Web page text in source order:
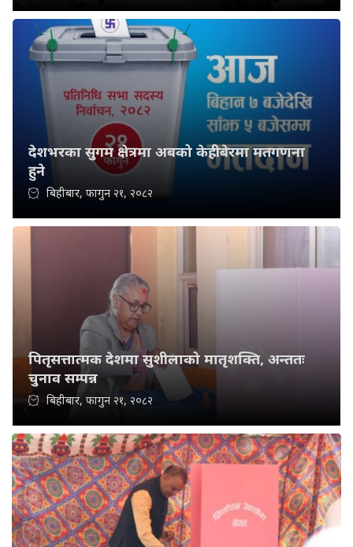
देशभरका सुगम क्षेत्रमा अबको केहीबेरमा मतगणना
हुने
बिहीबार, फागुन २१, २०८२
पितृसत्तात्मक देशमा सुशीलाको मातृशक्ति, अन्ततः
चुनाव सम्पन्न
बिहीबार, फागुन २१, २०८२